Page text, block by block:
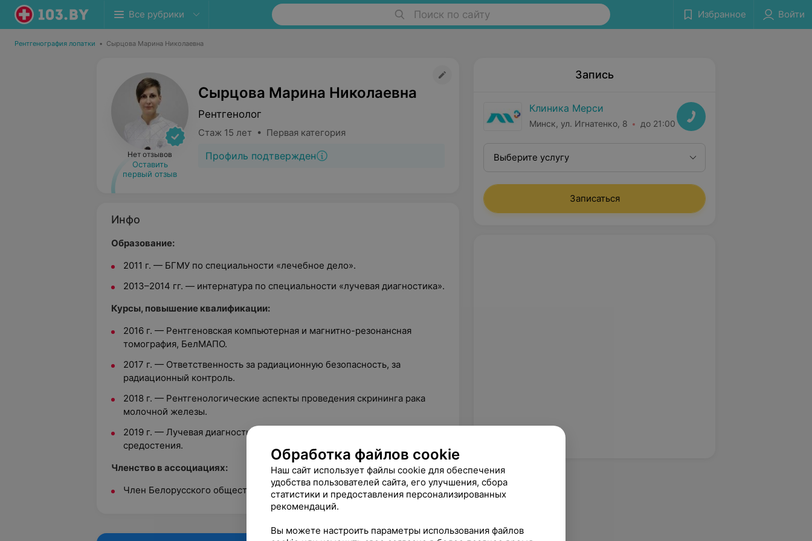
Все рубрики Поиск по сайту Избранное Войти
Рентгенография лопатки • Сырцова Марина Николаевна
Нет отзывов
Оставить
первый отзыв
Сырцова Марина Николаевна
Рентгенолог
Стаж 15 лет • Первая категория
Профиль подтвержден
Инфо
Образование:
2011 г. — БГМУ по специальности «лечебное дело».
2013–2014 гг. — интернатура по специальности «лучевая диагностика».
Курсы, повышение квалификации:
2016 г. — Рентгеновская компьютерная и магнитно-резонансная
томография, БелМАПО.
2017 г. — Ответственность за радиационную безопасность, за
радиационный контроль.
2018 г. — Рентгенологические аспекты проведения скрининга рака
молочной железы.
2019 г. — Лучевая диагностика заболеваний органов дыхания и
средостения.
Членство в ассоциациях:
Член Белорусского общества радиологов.
Запись
Клиника Мерси
Минск, ул. Игнатенко, 8 до 21:00
Выберите услугу
Записаться
Обработка файлов cookie
Наш сайт использует файлы cookie для обеспечения
удобства пользователей сайта, его улучшения, сбора
статистики и предоставления персонализированных
рекомендаций.
Вы можете настроить параметры использования файлов